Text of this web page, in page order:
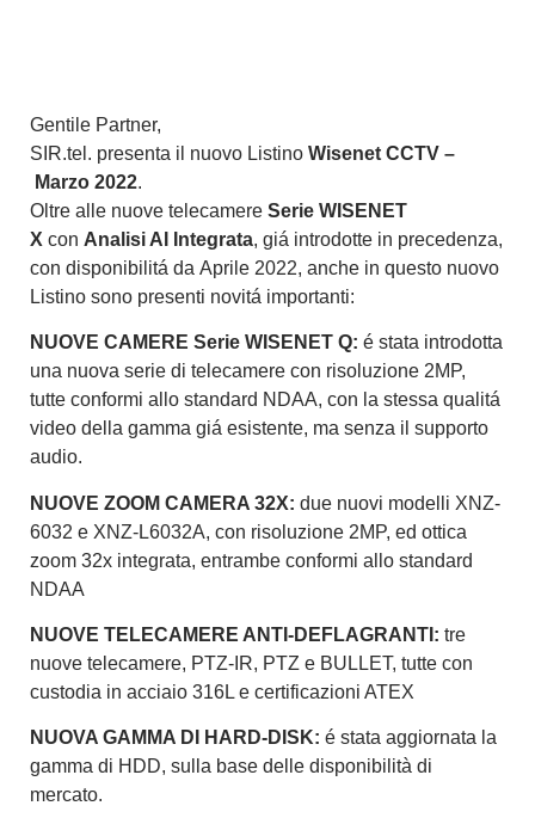
Gentile Partner,
SIR.tel. presenta il nuovo Listino Wisenet CCTV –
Marzo 2022.
Oltre alle nuove telecamere Serie WISENET
X con Analisi AI Integrata, giá introdotte in precedenza,
con disponibilitá da Aprile 2022, anche in questo nuovo
Listino sono presenti novitá importanti:
NUOVE CAMERE Serie WISENET Q: é stata introdotta
una nuova serie di telecamere con risoluzione 2MP,
tutte conformi allo standard NDAA, con la stessa qualitá
video della gamma giá esistente, ma senza il supporto
audio.
NUOVE ZOOM CAMERA 32X: due nuovi modelli XNZ-
6032 e XNZ-L6032A, con risoluzione 2MP, ed ottica
zoom 32x integrata, entrambe conformi allo standard
NDAA
NUOVE TELECAMERE ANTI-DEFLAGRANTI : tre
nuove telecamere, PTZ-IR, PTZ e BULLET, tutte con
custodia in acciaio 316L e certificazioni ATEX
NUOVA GAMMA DI HARD-DISK: é stata aggiornata la
gamma di HDD, sulla base delle disponibilità di
mercato.